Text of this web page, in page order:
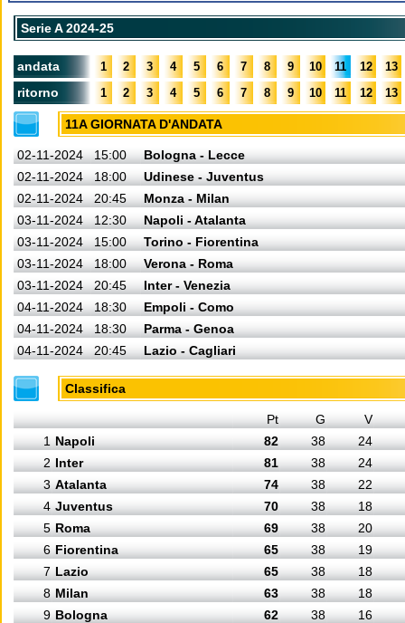
Serie A 2024-25
andata 1 2 3 4 5 6 7 8 9 10 11 12 13
ritorno 1 2 3 4 5 6 7 8 9 10 11 12 13
11A GIORNATA D'ANDATA
02-11-2024 15:00
Bologna - Lecce
02-11-2024
18:00
Udinese - Juventus
02-11-2024
20:45
Monza - Milan
03-11-2024
12:30
Napoli - Atalanta
03-11-2024
15:00
Torino - Fiorentina
03-11-2024
18:00
Verona - Roma
03-11-2024
20:45
Inter - Venezia
04-11-2024
18:30
Empoli - Como
04-11-2024
18:30
Parma - Genoa
04-11-2024
20:45 Lazio - Cagliari
Classifica
Pt G
V
1 Napoli 82 38
24
2 Inter 81 38
24
3 Atalanta 74 38
22
4 Juventus 70 38
18
5 Roma 69 38
20
6 Fiorentina 65 38
19
7 Lazio 65 38
18
8 Milan 63 38
18
9 Bologna 62 38
16